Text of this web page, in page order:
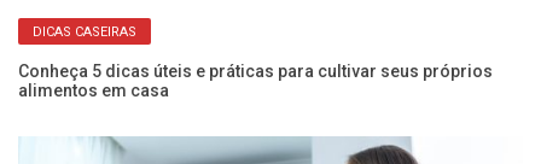
DICAS CASEIRAS
Conheça 5 dicas úteis e práticas para cultivar seus próprios
alimentos em casa